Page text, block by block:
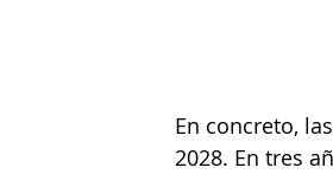
En concreto,
2028. En tres